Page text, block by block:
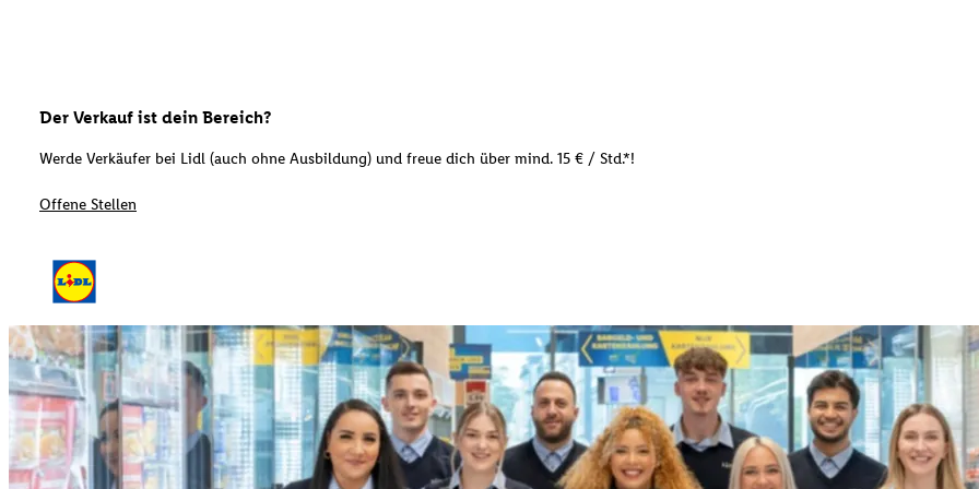
Der Verkauf ist dein Bereich?
Werde Verkäufer bei Lidl (auch ohne Ausbildung) und freue dich über mind. 15 € / Std.*!
Offene Stellen